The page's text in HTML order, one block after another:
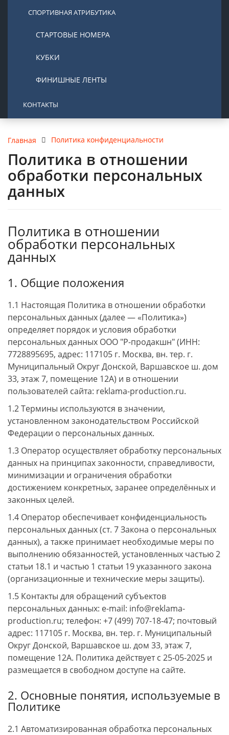
СПОРТИВНАЯ АТРИБУТИКА
СТАРТОВЫЕ НОМЕРА
КУБКИ
ФИНИШНЫЕ ЛЕНТЫ
КОНТАКТЫ
Главная Политика конфиденциальности
Политика в отношении
обработки персональных
данных
Политика в отношении
обработки персональных
данных
1. Общие положения
1.1 Настоящая Политика в отношении обработки
персональных данных (далее — «Политика»)
определяет порядок и условия обработки
персональных данных ООО "Р-продакшн" (ИНН:
7728895695, адрес: 117105 г. Москва, вн. тер. г.
Муниципальный Округ Донской, Варшавское ш. дом
33, этаж 7, помещение 12А) и в отношении
пользователей сайта: reklama-production.ru.
1.2 Термины используются в значении,
установленном законодательством Российской
Федерации о персональных данных.
1.3 Оператор осуществляет обработку персональных
данных на принципах законности, справедливости,
минимизации и ограничения обработки
достижением конкретных, заранее определённых и
законных целей.
1.4 Оператор обеспечивает конфиденциальность
персональных данных (ст. 7 Закона о персональных
данных), а также принимает необходимые меры по
выполнению обязанностей, установленных частью 2
статьи 18.1 и частью 1 статьи 19 указанного закона
(организационные и технические меры защиты).
1.5 Контакты для обращений субъектов
персональных данных: e-mail: info@reklama-
production.ru; телефон: +7 (499) 707-18-47; почтовый
адрес: 117105 г. Москва, вн. тер. г. Муниципальный
Округ Донской, Варшавское ш. дом 33, этаж 7,
помещение 12А. Политика действует с 25-05-2025 и
размещается в свободном доступе на сайте.
2. Основные понятия, используемые в
Политике
2.1 Автоматизированная обработка персональных